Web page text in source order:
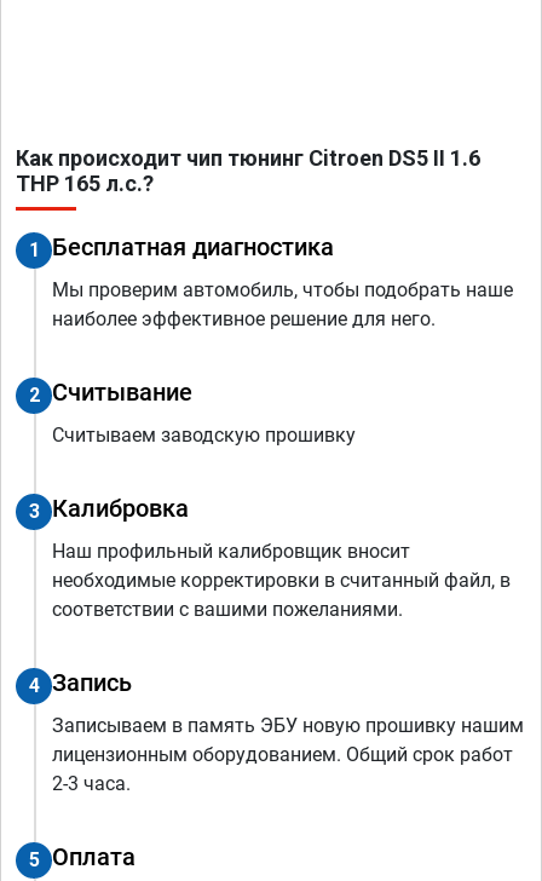
Как происходит чип тюнинг Citroen DS5 II 1.6
THP 165 л.с.?
1 Бесплатная диагностика
Мы проверим автомобиль, чтобы подобрать наше
наиболее эффективное решение для него.
2 Считывание
Считываем заводскую прошивку
3 Калибровка
Наш профильный калибровщик вносит
необходимые корректировки в считанный файл, в
соответствии с вашими пожеланиями.
4 Запись
Записываем в память ЭБУ новую прошивку нашим
лицензионным оборудованием. Общий срок работ
2-3 часа.
5 Оплата